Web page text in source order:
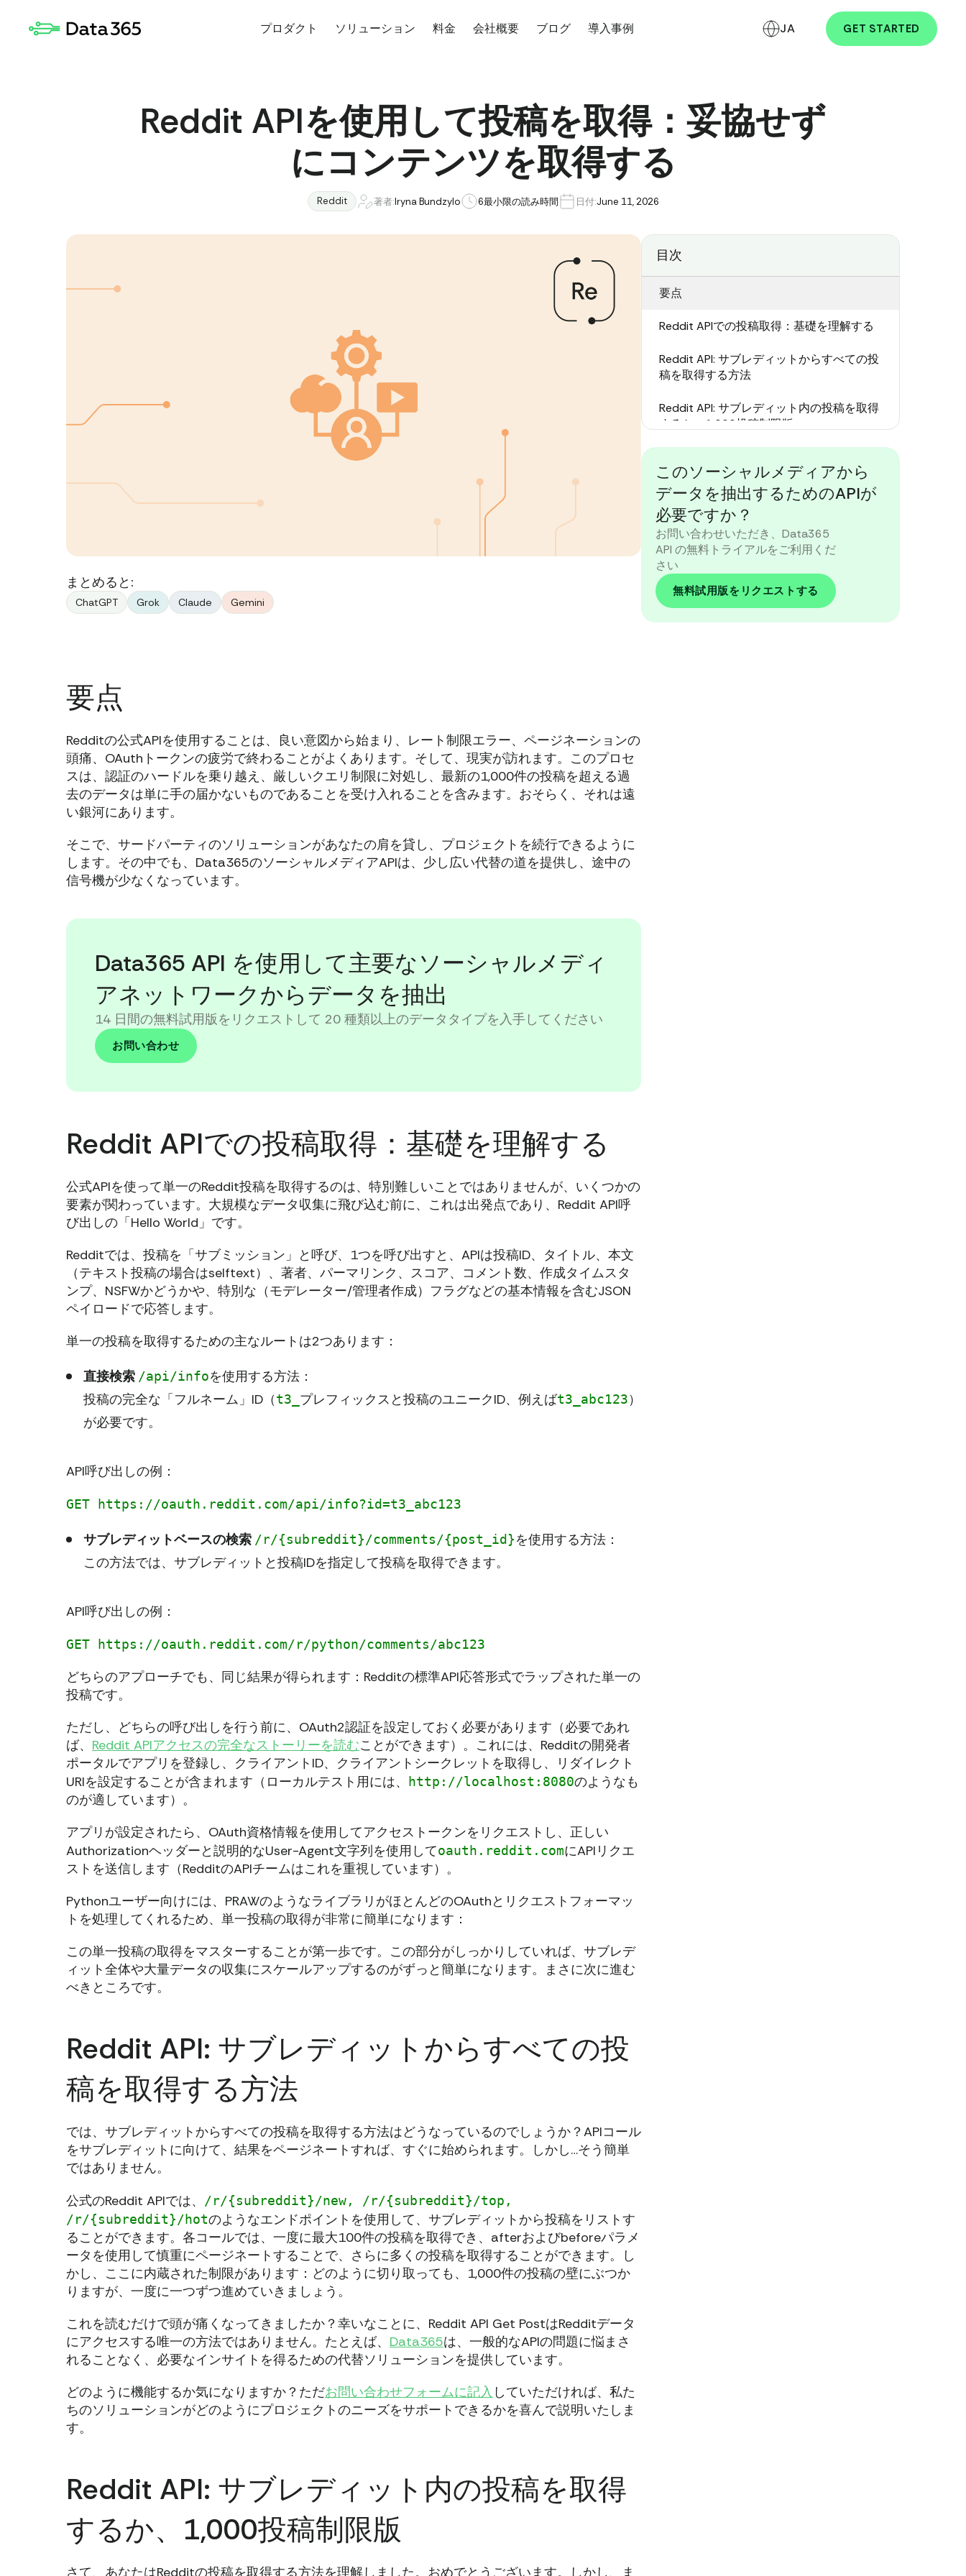
プロダクト ソリューション 料金 会社概要 ブログ 導入事例 JA GET STARTED
Reddit APIを使用して投稿を取得：妥協せず
にコンテンツを取得する
Reddit 著者:Iryna Bundzylo 6最小限の読み時間 日付:June 11, 2026
まとめると:
ChatGPT Grok Claude Gemini
要点
Redditの公式APIを使用することは、良い意図から始まり、レート制限エラー、ページネーションの
頭痛、OAuthトークンの疲労で終わることがよくあります。そして、現実が訪れます。このプロセ
スは、認証のハードルを乗り越え、厳しいクエリ制限に対処し、最新の1,000件の投稿を超える過
去のデータは単に手の届かないものであることを受け入れることを含みます。おそらく、それは遠
い銀河にあります。
そこで、サードパーティのソリューションがあなたの肩を貸し、プロジェクトを続行できるように
します。その中でも、Data365のソーシャルメディアAPIは、少し広い代替の道を提供し、途中の
信号機が少なくなっています。
Data365 API を使用して主要なソーシャルメディ
アネットワークからデータを抽出
14 日間の無料試用版をリクエストして 20 種類以上のデータタイプを入手してください
お問い合わせ
Reddit APIでの投稿取得：基礎を理解する
公式APIを使って単一のReddit投稿を取得するのは、特別難しいことではありませんが、いくつかの
要素が関わっています。大規模なデータ収集に飛び込む前に、これは出発点であり、Reddit API呼
び出しの「Hello World」です。
Redditでは、投稿を「サブミッション」と呼び、1つを呼び出すと、APIは投稿ID、タイトル、本文
（テキスト投稿の場合はselftext）、著者、パーマリンク、スコア、コメント数、作成タイムスタ
ンプ、NSFWかどうかや、特別な（モデレーター/管理者作成）フラグなどの基本情報を含むJSON
ペイロードで応答します。
単一の投稿を取得するための主なルートは2つあります：
直接検索 /api/infoを使用する方法：
投稿の完全な「フルネーム」ID（t3_ プレフィックスと投稿のユニークID、例えばt3_abc123）
が必要です。
API呼び出しの例：
GET https://oauth.reddit.com/api/info?id=t3_abc123
サブレディットベースの検索 /r/{subreddit}/comments/{post_id}を使用する方法：
この方法では、サブレディットと投稿IDを指定して投稿を取得できます。
API呼び出しの例：
GET https://oauth.reddit.com/r/python/comments/abc123
どちらのアプローチでも、同じ結果が得られます：Redditの標準API応答形式でラップされた単一の
投稿です。
ただし、どちらの呼び出しを行う前に、OAuth2認証を設定しておく必要があります（必要であれ
ば、 Reddit APIアクセスの完全なストーリーを読むことができます）。これには、Redditの開発者
ポータルでアプリを登録し、クライアントID、クライアントシークレットを取得し、リダイレクト
URIを設定することが含まれます（ローカルテスト用には、
http://localhost:8080のようなも
のが適しています）。
アプリが設定されたら、OAuth資格情報を使用してアクセストークンをリクエストし、正しい
Authorizationヘッダーと説明的なUser-Agent文字列を使用してoauth.reddit.comにAPIリクエ
ストを送信します（RedditのAPIチームはこれを重視しています）。
Pythonユーザー向けには、PRAWのようなライブラリがほとんどのOAuthとリクエストフォーマッ
トを処理してくれるため、単一投稿の取得が非常に簡単になります：
この単一投稿の取得をマスターすることが第一歩です。この部分がしっかりしていれば、サブレデ
ィット全体や大量データの収集にスケールアップするのがずっと簡単になります。まさに次に進む
べきところです。
Reddit API: サブレディットからすべての投
稿を取得する方法
では、サブレディットからすべての投稿を取得する方法はどうなっているのでしょうか？APIコール
をサブレディットに向けて、結果をページネートすれば、すぐに始められます。しかし…そう簡単
ではありません。
公式のReddit APIでは、
/r/{subreddit}/new, /r/{subreddit}/top,
/r/{subreddit}/hotのようなエンドポイントを使用して、サブレディットから投稿をリストす
ることができます。各コールでは、一度に最大100件の投稿を取得でき、afterおよびbeforeパラメ
ータを使用して慎重にページネートすることで、さらに多くの投稿を取得することができます。し
かし、ここに内蔵された制限があります：どのように切り取っても、1,000件の投稿の壁にぶつか
りますが、一度に一つずつ進めていきましょう。
これを読むだけで頭が痛くなってきましたか？幸いなことに、Reddit API Get PostはRedditデータ
にアクセスする唯一の方法ではありません。たとえば、 Data365は、一般的なAPIの問題に悩まさ
れることなく、必要なインサイトを得るための代替ソリューションを提供しています。
どのように機能するか気になりますか？ただお問い合わせフォームに記入 していただければ、私た
ちのソリューションがどのようにプロジェクトのニーズをサポートできるかを喜んで説明いたしま
す。
Reddit API: サブレディット内の投稿を取得
するか、1,000投稿制限版
さて、あなたはRedditの投稿を取得する方法を理解しました。おめでとうございます。しかし、ま
目次
要点
Reddit APIでの投稿取得：基礎を理解する
Reddit API: サブレディットからすべての投
稿を取得する方法
Reddit API: サブレディット内の投稿を取得
するか、1,000投稿制限版
めのよりスマートな方法としてのAPI
成功するデータ収集がすぐそこに
このソーシャルメディアから
データを抽出するためのAPIが
必要ですか？
お問い合わせいただき、Data365
API の無料トライアルをご利用くだ
さい
無料試用版をリクエストする